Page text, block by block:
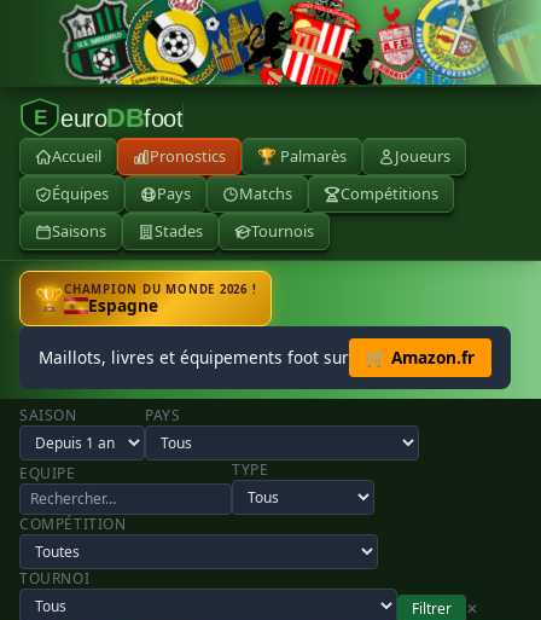
E euroDBfoot
Accueil Pronostics 🏆 Palmarès
Joueurs
Équipes
Pays Matchs
Compétitions
Saisons
Stades Tournois
🏆CHAMPION DU MONDE 2026 !
Espagne
Maillots, livres et équipements foot sur 🛒 Amazon.fr
SAISON PAYS
EQUIPE TYPE
COMPÉTITION
TOURNOI
Filtrer
✕